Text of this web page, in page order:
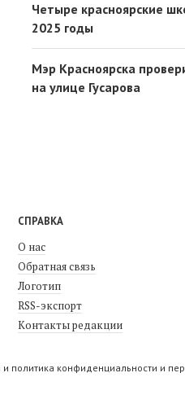
Четыре красноярские
2025 годы
Мэр Красноярска
на улице Гусарова
СПРАВКА
О нас
Обратная связь
Логотип
RSS-экспорт
Контакты редакции
и политика конфиденциальности и